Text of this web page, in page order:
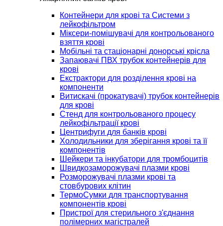
Контейнери для крові та Системи з
лейкофільтром
Міксери-помішувачі для контрольованого
взяття крові
Мобільні та стаціонарні донорські крісла
Запаювачі ПВХ трубок контейнерів для
крові
Екстрактори для розділення крові на
компоненти
Витискачі (прокатувачі) трубок контейнерів
для крові
Стенд для контрольованого процесу
лейкофільтрації крові
Центрифуги для банків крові
Холодильники для зберігання крові та її
компонентів
Шейкери та інкубатори для тромбоцитів
Швидкозаморожувачі плазми крові
Розморожувачі плазми крові та
стовбурових клітин
ТермоСумки для транспортування
компонентів крові
Пристрої для стерильного з'єднання
полімерних магістралей